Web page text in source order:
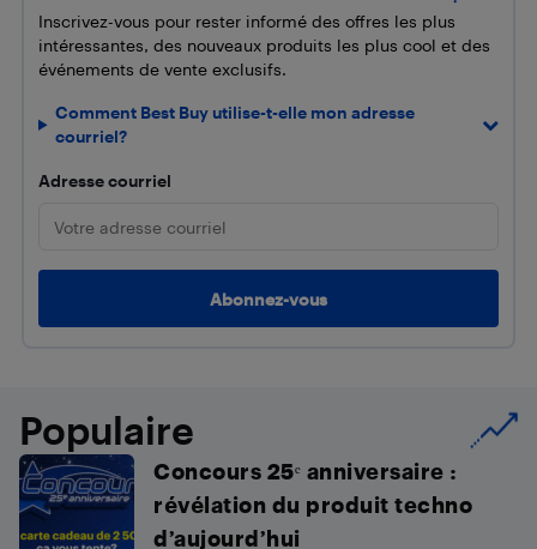
Inscrivez-vous pour rester informé des offres les plus
intéressantes, des nouveaux produits les plus cool et des
événements de vente exclusifs.
Comment Best Buy utilise-t-elle mon adresse
courriel?
Adresse courriel
Populaire
Concours 25ᵉ anniversaire :
révélation du produit techno
d’aujourd’hui